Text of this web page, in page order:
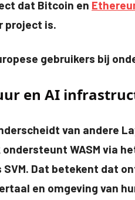
dat Bitcoin en
project is.
gebruikers bij
en AI
van andere
WASM via
SVM. Dat betekent dat
en omgeving van